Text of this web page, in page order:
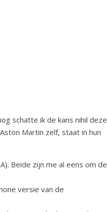
schatte ik de kans nihil deze
Martin zelf, staat in hun
Beide zijn me al eens om de
versie van de